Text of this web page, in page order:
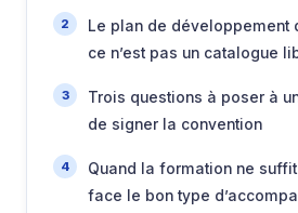
Le plan de développement
ce n’est pas un catalogue
Trois questions à poser à
de signer la convention
Quand la formation ne
face le bon type